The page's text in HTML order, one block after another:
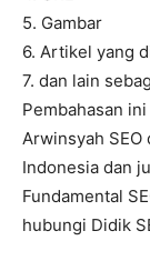
5. Gambar
6. Artikel yang
7. dan lain
Pembahasan
Arwinsyah
Indonesia dan
Fundamental
hubungi Didik